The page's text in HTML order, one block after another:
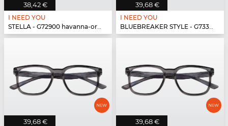
38,42 €
I NEED YOU
STELLA - G72900 havanna-orange
39,68 €
I NEED YOU
BLUEBREAKER STYLE - G73300 havanna
39,68 € 39,68 €